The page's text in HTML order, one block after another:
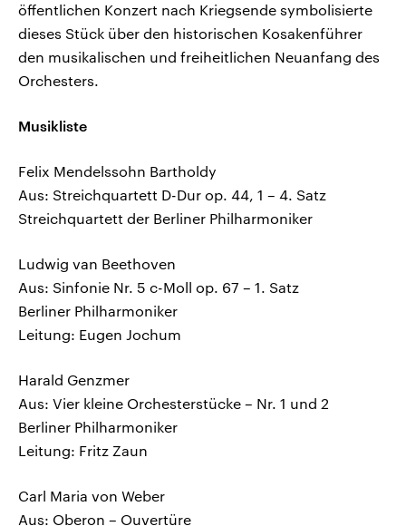
öffentlichen Konzert nach Kriegsende symbolisierte
dieses Stück über den historischen Kosakenführer
den musikalischen und freiheitlichen Neuanfang des
Orchesters.
Musikliste
Felix Mendelssohn Bartholdy
Aus: Streichquartett D-Dur op. 44, 1 – 4. Satz
Streichquartett der Berliner Philharmoniker
Ludwig van Beethoven
Aus: Sinfonie Nr. 5 c-Moll op. 67 – 1. Satz
Berliner Philharmoniker
Leitung: Eugen Jochum
Harald Genzmer
Aus: Vier kleine Orchesterstücke – Nr. 1 und 2
Berliner Philharmoniker
Leitung: Fritz Zaun
Carl Maria von Weber
Aus: Oberon – Ouvertüre